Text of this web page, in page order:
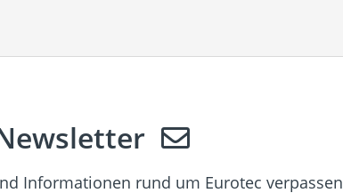
Informationen rund um Eurotec verpassen